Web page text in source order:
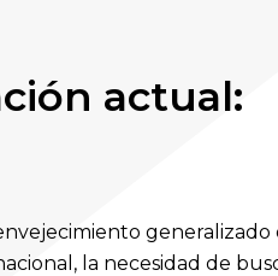
actual:
generalizado
la necesidad de